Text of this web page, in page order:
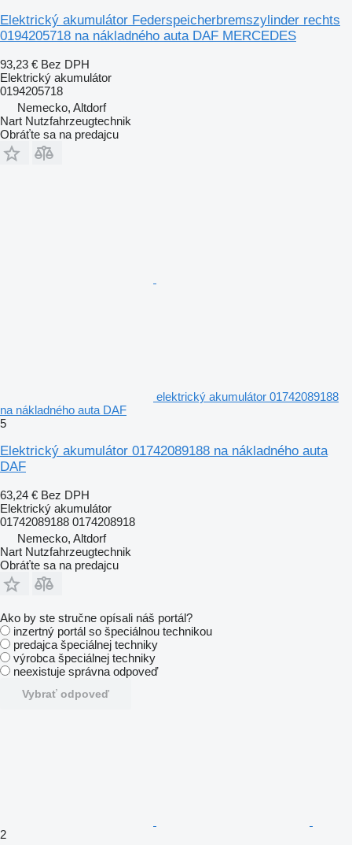
Elektrický akumulátor Federspeicherbremszylinder rechts
0194205718 na nákladného auta DAF MERCEDES
93,23 € Bez DPH
Elektrický akumulátor
0194205718
Nemecko, Altdorf
Nart Nutzfahrzeugtechnik
Obráťte sa na predajcu
elektrický akumulátor 01742089188
na nákladného auta DAF
5
Elektrický akumulátor 01742089188 na nákladného auta
DAF
63,24 € Bez DPH
Elektrický akumulátor
01742089188 0174208918
Nemecko, Altdorf
Nart Nutzfahrzeugtechnik
Obráťte sa na predajcu
Ako by ste stručne opísali náš portál?
inzertný portál so špeciálnou technikou
predajca špeciálnej techniky
výrobca špeciálnej techniky
neexistuje správna odpoveď
Vybrať odpoveď
2